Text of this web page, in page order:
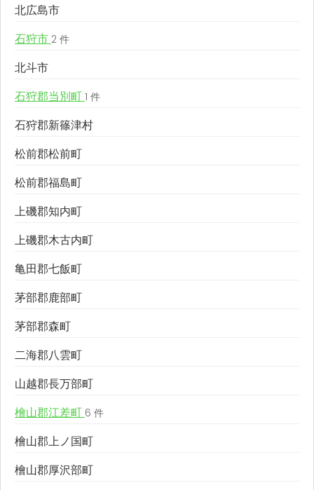
北広島市
石狩市 2 件
北斗市
石狩郡当別町 1 件
石狩郡新篠津村
松前郡松前町
松前郡福島町
上磯郡知内町
上磯郡木古内町
亀田郡七飯町
茅部郡鹿部町
茅部郡森町
二海郡八雲町
山越郡長万部町
檜山郡江差町 6 件
檜山郡上ノ国町
檜山郡厚沢部町